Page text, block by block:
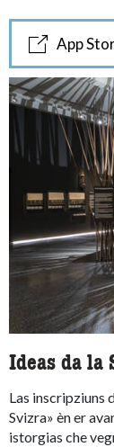
App
Ideas da la
Las inscripziuns
Svizra» èn er
istorgias che